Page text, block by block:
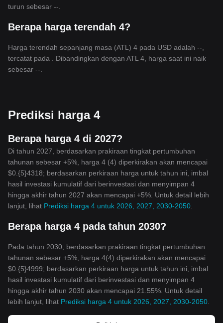
turun sebesar --.
Berapa harga terendah 4?
Harga terendah sepanjang masa (ATL) 4 pada USD adalah --,
tercatat pada . Dibandingkan dengan ATL 4, harga saat ini naik
sebesar --.
Prediksi harga 4
Berapa harga 4 di 2027?
Di tahun 2027, berdasarkan prakiraan tingkat pertumbuhan
tahunan sebesar +5%, harga 4 (4) diperkirakan akan mencapai
$0.{5}4318; berdasarkan perkiraan harga untuk tahun ini, imbal
hasil investasi kumulatif dari berinvestasi dan menyimpan 4
hingga akhir tahun 2027 akan mencapai +5%. Untuk detail lebih
lanjut, lihat Prediksi harga 4 untuk 2026, 2027, 2030-2050
Berapa harga 4 pada tahun 2030?
Pada tahun 2030, berdasarkan prakiraan tingkat pertumbuhan
tahunan sebesar +5%, harga 4(4) diperkirakan akan mencapai
$0.{5}4999; berdasarkan perkiraan harga untuk tahun ini, imbal
hasil investasi kumulatif dari berinvestasi dan menyimpan 4
hingga akhir tahun 2030 akan mencapai 21.55%. Untuk detail
lebih lanjut, lihat Prediksi harga 4 untuk 2026, 2027, 2030-2050